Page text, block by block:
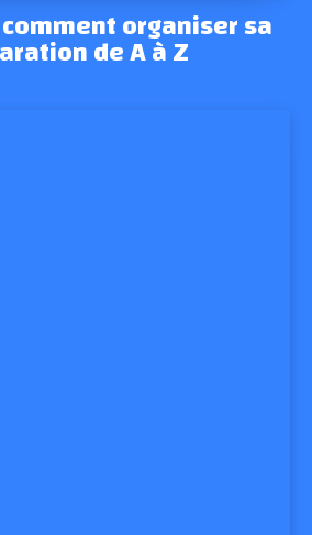
comment organiser sa
de A à Z